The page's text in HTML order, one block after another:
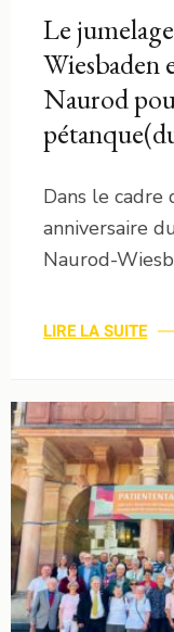
Le
Wiesbaden
Naurod
Dans le cadre
anniversaire
Naurod-
LIRE LA SUITE